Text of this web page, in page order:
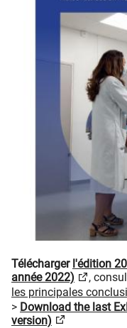
Télécharger l'édition
année 2022)
,
les principales
> Download the last
version)